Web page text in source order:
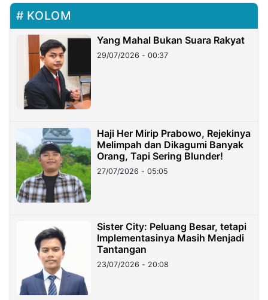
KOLOM
Yang Mahal Bukan Suara Rakyat
29/07/2026 - 00:37
Haji Her Mirip Prabowo, Rejekinya
Melimpah dan Dikagumi Banyak
Orang, Tapi Sering Blunder!
27/07/2026 - 05:05
Sister City: Peluang Besar, tetapi
Implementasinya Masih Menjadi
Tantangan
23/07/2026 - 20:08